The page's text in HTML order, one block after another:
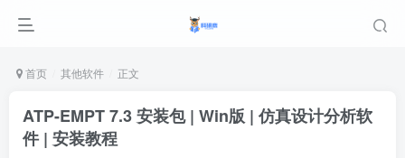
首页 其他软件 正文
ATP-EMPT 7.3 安装包 | Win版 | 仿真设计分析软
件 | 安装教程